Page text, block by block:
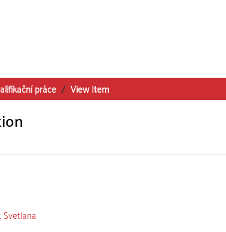
práce View Item
Svetlana